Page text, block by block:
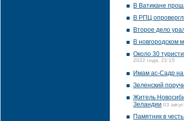
В Ватикане
В РПЦ
Второе дело
В новгородском
Около 30
2022 года, 22:15
Имам ас-Садр на
Зеленский
Житель
Зеландии 03
Памятник в